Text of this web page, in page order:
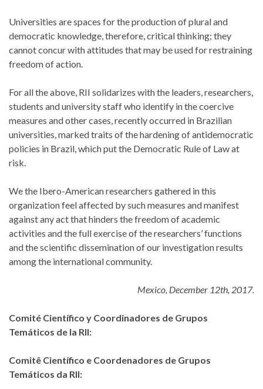
Universities are spaces for the production of plural and
democratic knowledge, therefore, critical thinking; they
cannot concur with attitudes that may be used for restraining
freedom of action.
For all the above, RII solidarizes with the leaders, researchers,
students and university staff who identify in the coercive
measures and other cases, recently occurred in Brazilian
universities, marked traits of the hardening of antidemocratic
policies in Brazil, which put the Democratic Rule of Law at
risk.
We the Ibero-American researchers gathered in this
organization feel affected by such measures and manifest
against any act that hinders the freedom of academic
activities and the full exercise of the researchers’ functions
and the scientific dissemination of our investigation results
among the international community.
Mexico, December 12th, 2017.
Comité Científico y Coordinadores de Grupos
Temáticos de la RII:
Comitê Científico e Coordenadores de Grupos
Temáticos da RII: